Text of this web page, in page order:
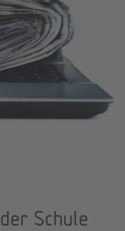
Schule